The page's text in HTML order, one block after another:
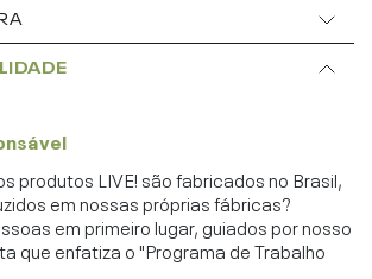
produtos LIVE! são fabricados no Brasil,
em nossas próprias fábricas?
em primeiro lugar, guiados por nosso
que enfatiza o "Programa de Trabalho